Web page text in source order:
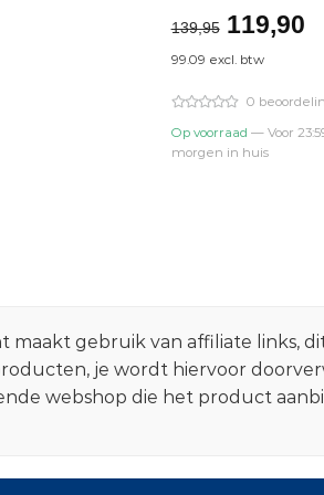
139,95
prijs
was:
€139,95.
119,90
99.09 excl. btw
0
Op voorraad — Voor
morgen in huis
maakt gebruik van affiliate links,
je wordt hiervoor
webshop die het product